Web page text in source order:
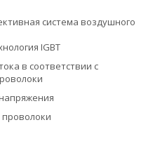
система воздушного
IGBT
в соответствии с